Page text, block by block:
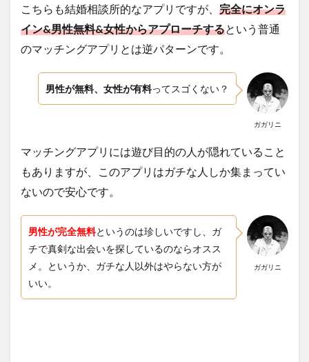
こちらも結婚相談所的なアプリですが、 完全にオンラ
イン&男性無料&女性からアプローチするという普通
のマッチングアプリとは逆パターンです。
ガガリニ
男性が無料、女性が有料ってスゴくない？
マッチングアプリには遊び目的の人が隠れていること
もありますが、このアプリはガチな人しか集まってい
ないので安心です。
ガガリニ
男性が完全無料というのは珍しいですし、ガ
チで真剣な出会いを探しているのならオスス
メ。というか、ガチな人以外はやらない方が
いい。